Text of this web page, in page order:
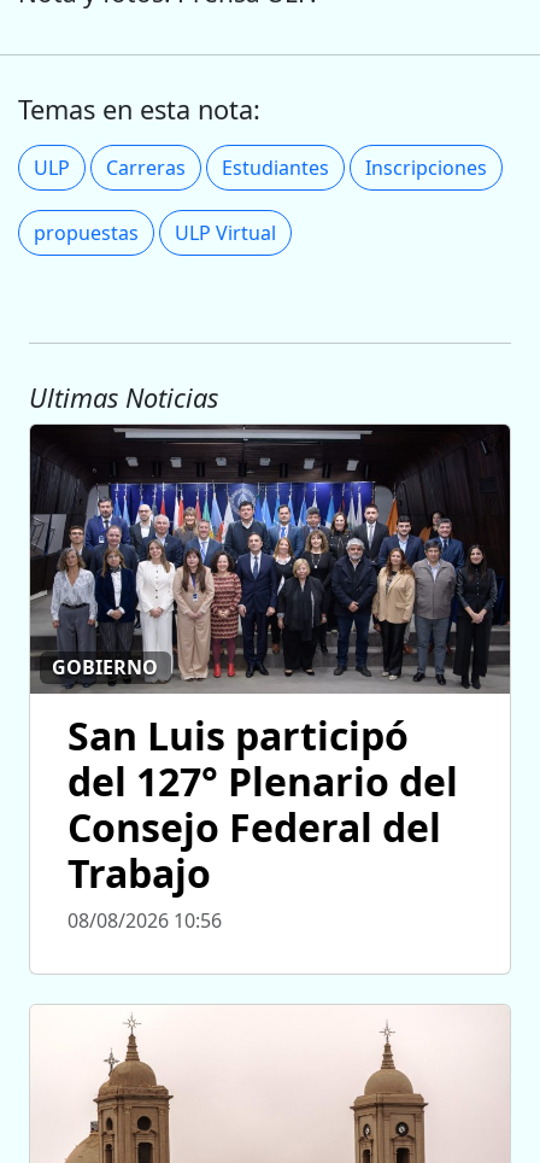
Temas en esta nota:
ULP Carreras Estudiantes Inscripciones
propuestas ULP Virtual
Ultimas Noticias
GOBIERNO
San Luis participó
del 127° Plenario del
Consejo Federal del
Trabajo
08/08/2026 10:56